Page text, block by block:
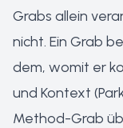
Grabs allein
nicht. Ein Grab
dem, womit er
und Kontext
Method-Grab